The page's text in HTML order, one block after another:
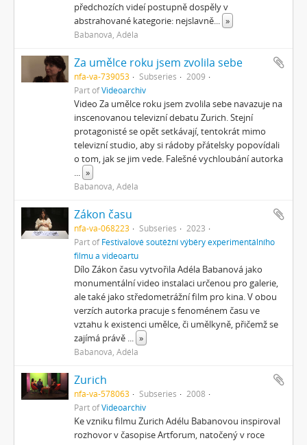
předchozích videí postupně dospěly v
abstrahované kategorie: nejslavně... »
Babanová, Adéla
Za umělce roku jsem zvolila sebe
nfa-va-739053 Subseries
2009
Part ofVideoarchiv
Video Za umělce roku jsem zvolila sebe navazuje na
inscenovanou televizní debatu Zurich. Stejní
protagonisté se opět setkávají, tentokrát mimo
televizní studio, aby si rádoby přátelsky popovídali
o tom, jak se jim vede. Falešné vychloubání autorka
... »
Babanová, Adéla
Zákon času
nfa-va-068223 Subseries
2023
Part ofFestivalové soutěžní výběry experimentálního
filmu a videoartu
Dílo Zákon času vytvořila Adéla Babanová jako
monumentální video instalaci určenou pro galerie,
ale také jako středometrážní film pro kina. V obou
verzích autorka pracuje s fenoménem času ve
vztahu k existenci umělce, či umělkyně, přičemž se
zajímá právě ... »
Babanová, Adéla
Zurich
nfa-va-578063 Subseries
2008
Part ofVideoarchiv
Ke vzniku filmu Zurich Adélu Babanovou inspiroval
rozhovor v časopise Artforum, natočený v roce